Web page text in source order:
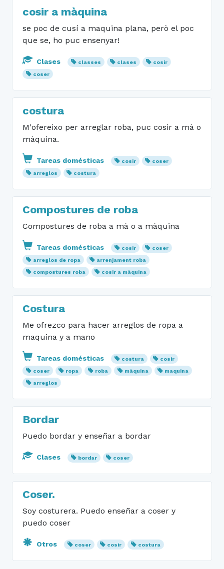
cosir a màquina
se poc de cusí a maquina plana, però el poc
que se, ho puc ensenyar!
Clases classes clases
cosir
coser
costura
M'ofereixo per arreglar roba, puc cosir a mà o
màquina.
Tareas domésticas cosir
coser
arreglos
costura
Compostures de roba
Compostures de roba a mà o a màquina
Tareas domésticas cosir
coser
arreglos de ropa
arrenjament roba
compostures roba
cosir a màquina
Costura
Me ofrezco para hacer arreglos de ropa a
maquina y a mano
Tareas domésticas costura
cosir
coser
ropa roba màquina
maquina
arreglos
Bordar
Puedo bordar y enseñar a bordar
Clases bordar coser
Coser.
Soy costurera. Puedo enseñar a coser y
puedo coser
Otros coser cosir costura